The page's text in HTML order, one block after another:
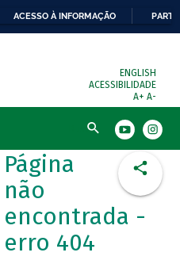
ACESSO À INFORMAÇÃO
ENGLISH
ACESSIBILIDADE
A+ A-
Busca
Página
não
encontrada -
erro 404